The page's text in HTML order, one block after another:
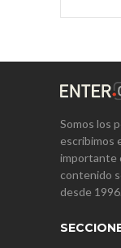
Somos los
escribimos
importante
contenido
desde 1996.